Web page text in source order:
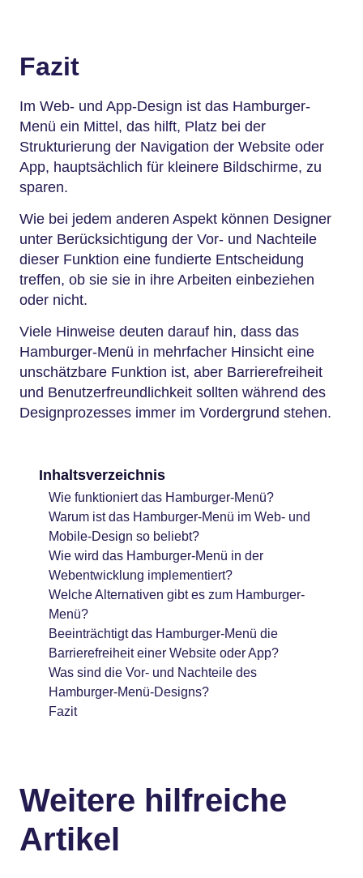
Fazit
Im Web- und App-Design ist das Hamburger-
Menü ein Mittel, das hilft, Platz bei der
Strukturierung der Navigation der Website oder
App, hauptsächlich für kleinere Bildschirme, zu
sparen.
Wie bei jedem anderen Aspekt können Designer
unter Berücksichtigung der Vor- und Nachteile
dieser Funktion eine fundierte Entscheidung
treffen, ob sie sie in ihre Arbeiten einbeziehen
oder nicht.
Viele Hinweise deuten darauf hin, dass das
Hamburger-Menü in mehrfacher Hinsicht eine
unschätzbare Funktion ist, aber Barrierefreiheit
und Benutzerfreundlichkeit sollten während des
Designprozesses immer im Vordergrund stehen.
Inhaltsverzeichnis
Wie funktioniert das Hamburger-Menü?
Warum ist das Hamburger-Menü im Web- und
Mobile-Design so beliebt?
Wie wird das Hamburger-Menü in der
Webentwicklung implementiert?
Welche Alternativen gibt es zum Hamburger-
Menü?
Beeinträchtigt das Hamburger-Menü die
Barrierefreiheit einer Website oder App?
Was sind die Vor- und Nachteile des
Hamburger-Menü-Designs?
Fazit
Weitere hilfreiche
Artikel